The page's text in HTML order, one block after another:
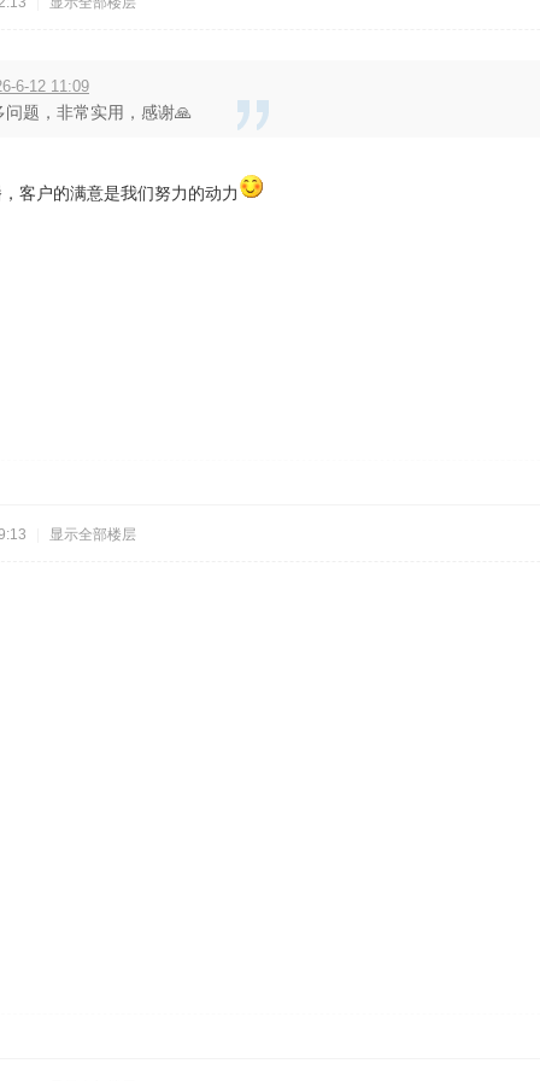
6-12 11:09
问题，非常实用，感谢🙏
客户的满意是我们努力的动力
显示全部楼层